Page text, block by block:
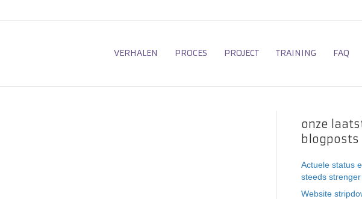
VERHALEN PROCES PROJECT TRAINING FAQ
onze
blogposts
Actuele status
steeds strenger
Website